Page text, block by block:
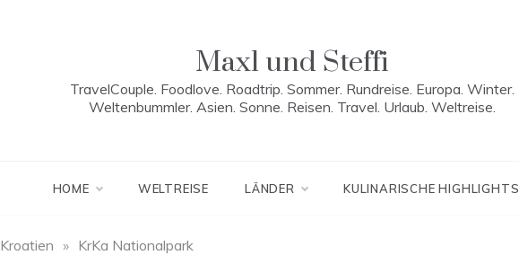
Maxl und Steffi
TravelCouple. Foodlove. Roadtrip. Sommer. Rundreise. Europa. Winter.
Weltenbummler. Asien. Sonne. Reisen. Travel. Urlaub. Weltreise.
HOME WELTREISE LÄNDER KULINARISCHE HIGHLIGHTS
Kroatien » KrKa Nationalpark